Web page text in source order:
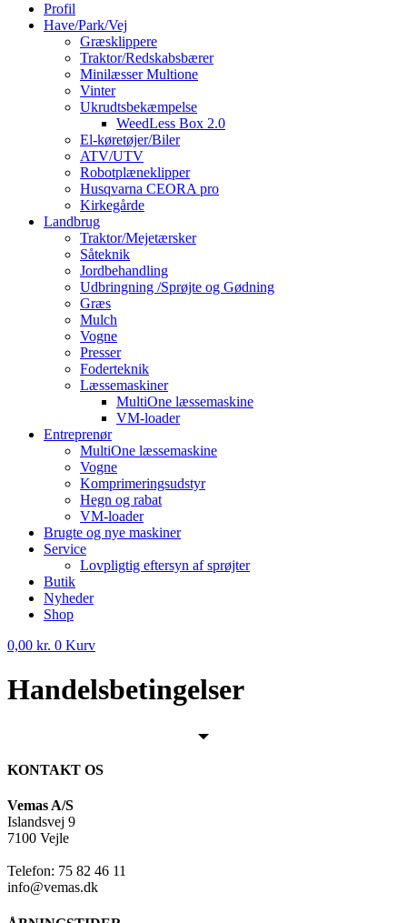
Profil
Have/Park/Vej
Græsklippere
Traktor/Redskabsbærer
Minilæsser Multione
Vinter
Ukrudtsbekæmpelse
WeedLess Box 2.0
El-køretøjer/Biler
ATV/UTV
Robotplæneklipper
Husqvarna CEORA pro
Kirkegårde
Landbrug
Traktor/Mejetærsker
Såteknik
Jordbehandling
Udbringning /Sprøjte og Gødning
Græs
Mulch
Vogne
Presser
Foderteknik
Læssemaskiner
MultiOne læssemaskine
VM-loader
Entreprenør
MultiOne læssemaskine
Vogne
Komprimeringsudstyr
Hegn og rabat
VM-loader
Brugte og nye maskiner
Service
Lovpligtig eftersyn af sprøjter
Butik
Nyheder
Shop
0,00 kr. 0 Kurv
Handelsbetingelser
KONTAKT OS
Vemas A/S
Islandsvej 9
7100 Vejle
Telefon: 75 82 46 11
info@vemas.dk